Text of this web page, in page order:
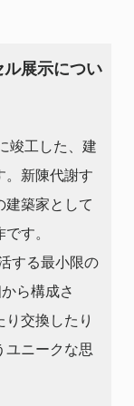
展示につい
竣工した、建
。新陳代謝す
建築家として
す。
する最小限の
ら構成さ
交換したり
ユニークな思